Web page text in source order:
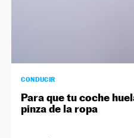
CONDUCIR
Para que tu coche
pinza de la ropa